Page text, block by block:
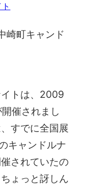
崎町キャンド
トは、2009
催されまし
すでに全国展
キャンドルナ
されていたの
ょっと訝しん